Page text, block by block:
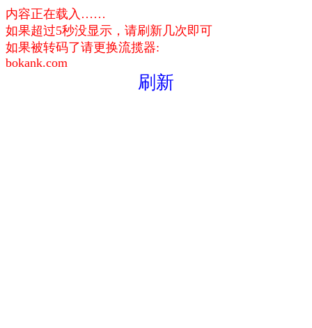
内容正在载入……
如果超过5秒没显示，请刷新几次即可
如果被转码了请更换流揽器:
bokank.com
刷新